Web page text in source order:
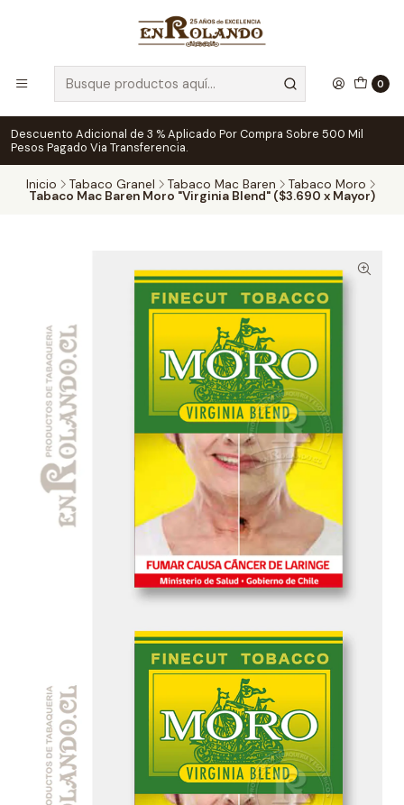
0
Descuento Adicional de 3 % Aplicado Por Compra Sobre 500 Mil
Pesos Pagado Via Transferencia.
Inicio Tabaco Granel Tabaco Mac Baren Tabaco Moro
Tabaco Mac Baren Moro "Virginia Blend" ($3.690 x Mayor)